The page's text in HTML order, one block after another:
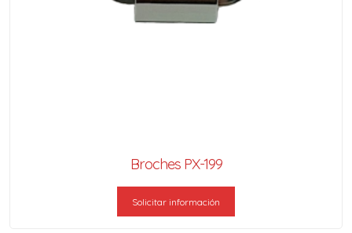
Broches PX-199
Solicitar información